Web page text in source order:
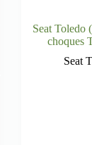
Seat Toledo
choques
Seat